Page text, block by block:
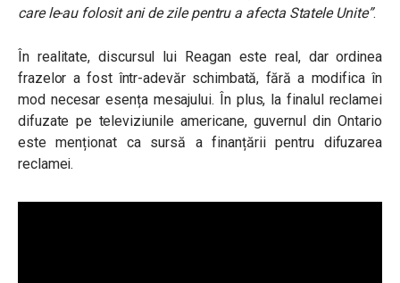
care le-au folosit ani de zile pentru a afecta Statele Unite”.
În realitate, discursul lui Reagan este real, dar ordinea
frazelor a fost într-adevăr schimbată, fără a modifica în
mod necesar esența mesajului. În plus, la finalul reclamei
difuzate pe televiziunile americane, guvernul din Ontario
este menționat ca sursă a finanțării pentru difuzarea
reclamei.